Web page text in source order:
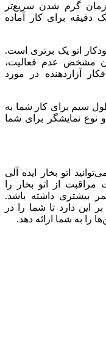
زمان گرم شدن سریع‌تر
دقیقه برای کار آماده
اتو یک برتری است.
مشخص عدم فعالیت،
آزاردهنده در مورد
سیم برای کار شما به
و نوع نمایشگر برای شما
اتو بخار ایده آلی
از اتو بخار را
بیشتری داشته باشد.
این دارد تا شما را در
را به شما ارائه دهد.